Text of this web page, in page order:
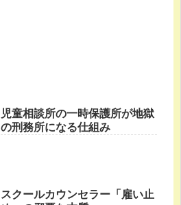
児童相談所の一時保護所が地獄
の刑務所になる仕組み
スクールカウンセラー「雇い止